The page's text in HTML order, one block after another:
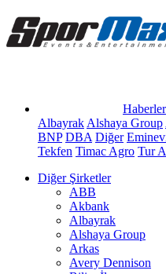
Haberler
Albayrak Alshaya Group
BNP DBA Diğer
Tekfen Timac Agro Tur
Diğer Şirketler
ABB
Akbank
Albayrak
Alshaya Group
Arkas
Avery Dennison